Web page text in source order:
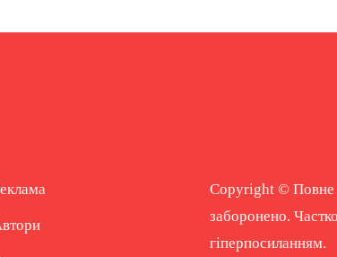
Copyright © Повне
заборонено.
гіперпосиланням.